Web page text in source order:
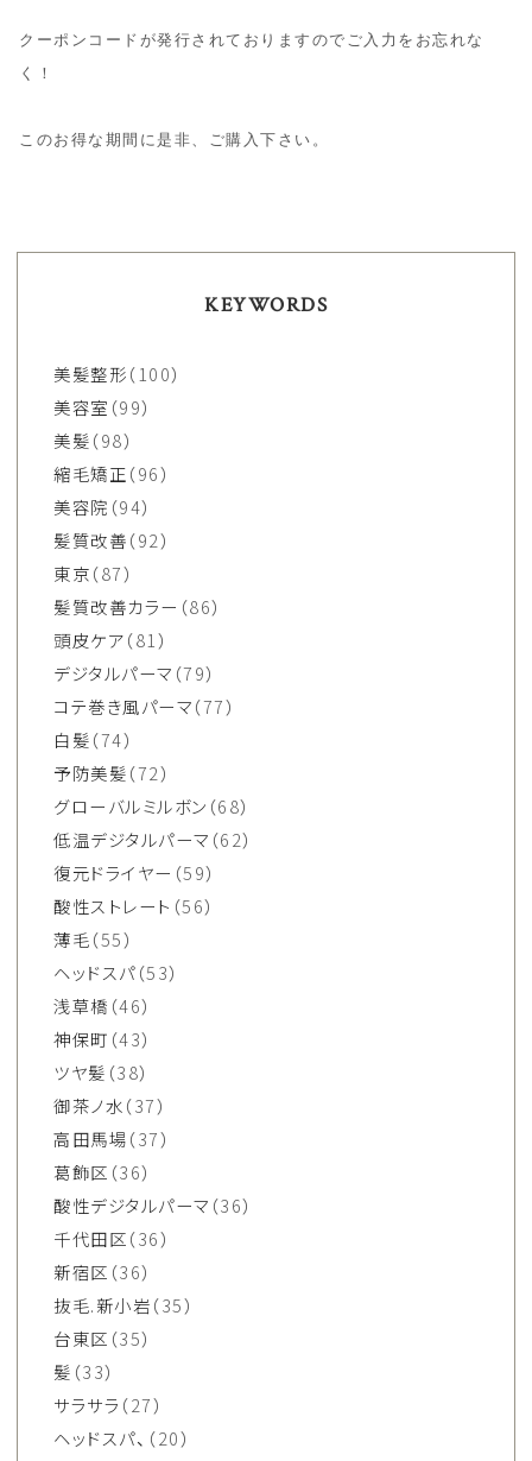
クーポンコードが発行されておりますのでご入力をお忘れな
く！
このお得な期間に是非、ご購入下さい。
KEYWORDS
美髪整形（100）
美容室 （99）
美髪（98）
縮毛矯正（96）
美容院 （94）
髪質改善（92）
東京（87）
髪質改善カラー （86）
頭皮ケア（81）
デジタルパーマ （79）
コテ巻き風パーマ（77）
白髪（74）
予防美髪（72）
グローバルミルボン （68）
低温デジタルパーマ （62）
復元ドライヤー （59）
酸性ストレート （56）
薄毛（55）
ヘッドスパ（53）
浅草橋 （46）
神保町 （43）
ツヤ髪 （38）
御茶ノ水（37）
高田馬場（37）
葛飾区 （36）
酸性デジタルパーマ （36）
千代田区（36）
新宿区 （36）
抜毛.新小岩（35）
台東区 （35）
髪 （33）
サラサラ （27）
ヘッドスパ、 （20）